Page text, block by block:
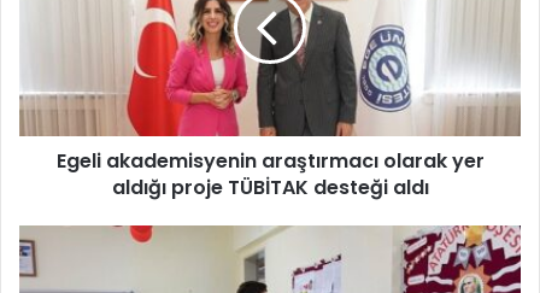
a
d
s
y
e
Egeli akademisyenin araştırmacı olarak yer
aldığı proje TÜBİTAK desteği aldı
B
a
l